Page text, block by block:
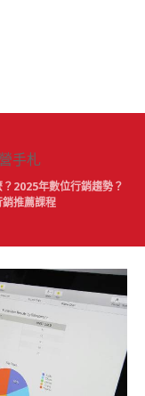
手札
2025年數位行銷趨勢？
推薦課程